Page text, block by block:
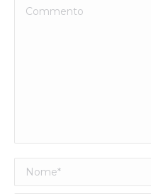
Commento
Nome *